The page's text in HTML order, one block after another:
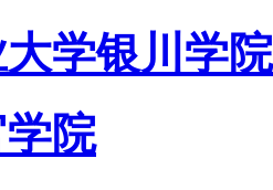
学银川学院
院